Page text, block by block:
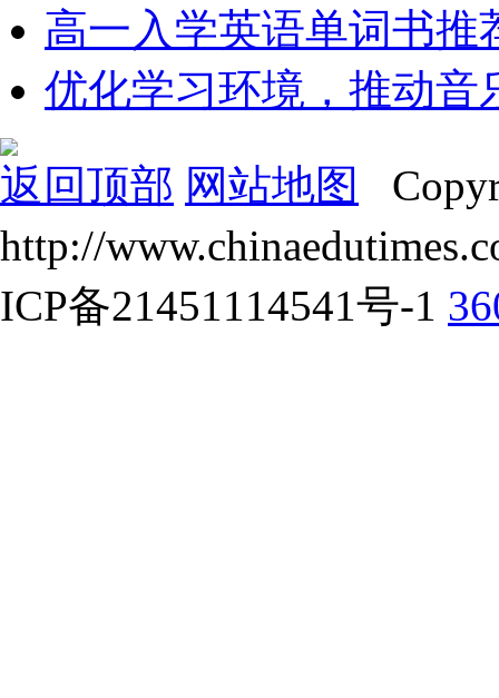
高一入学英语单词书推
优化学习环境，推动音
返回顶部 网站地图
http://
ICP备21451114541号-1